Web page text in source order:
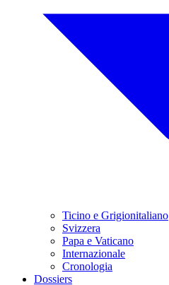
Ticino e Grigionitaliano
Svizzera
Papa e Vaticano
Internazionale
Cronologia
Dossiers